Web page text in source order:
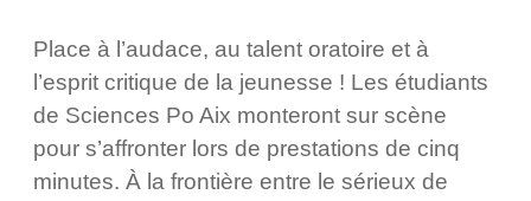
Place à l’audace, au talent oratoire et à
l’esprit critique de la jeunesse ! Les étudiants
de Sciences Po Aix monteront sur scène
pour s’affronter lors de prestations de cinq
minutes. À la frontière entre le sérieux de